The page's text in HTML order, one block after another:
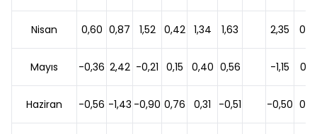
Nisan 0,60 0,87 1,52 0,42 1,34 1,63 2,35 0,61
Mayıs -0,36 2,42 -0,21 0,15 0,40 0,56 -1,15 0,15
Haziran -0,56 -1,43 -0,90 0,76 0,31 -0,51 -0,50 0,01